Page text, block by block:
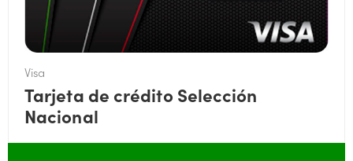
Visa
Tarjeta de crédito Selección
Nacional